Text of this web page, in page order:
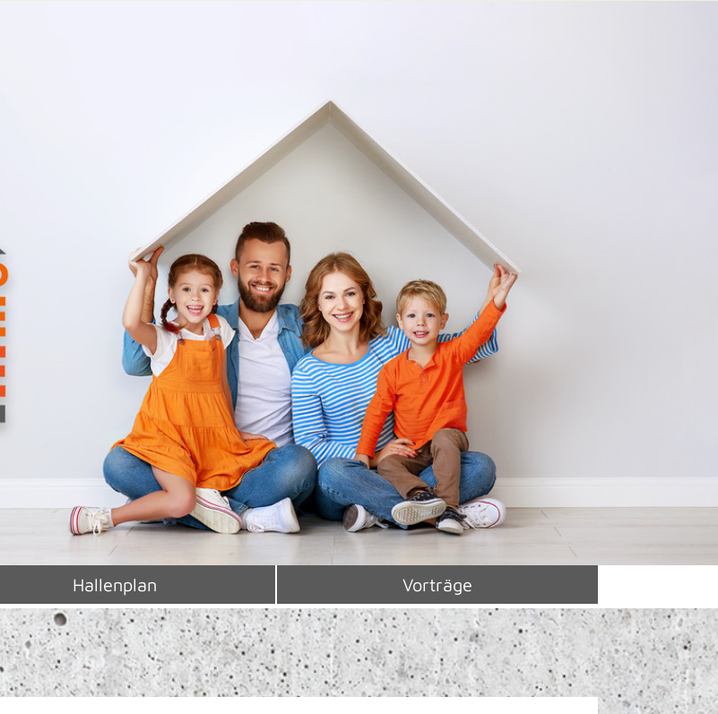
Hallenplan Vorträge